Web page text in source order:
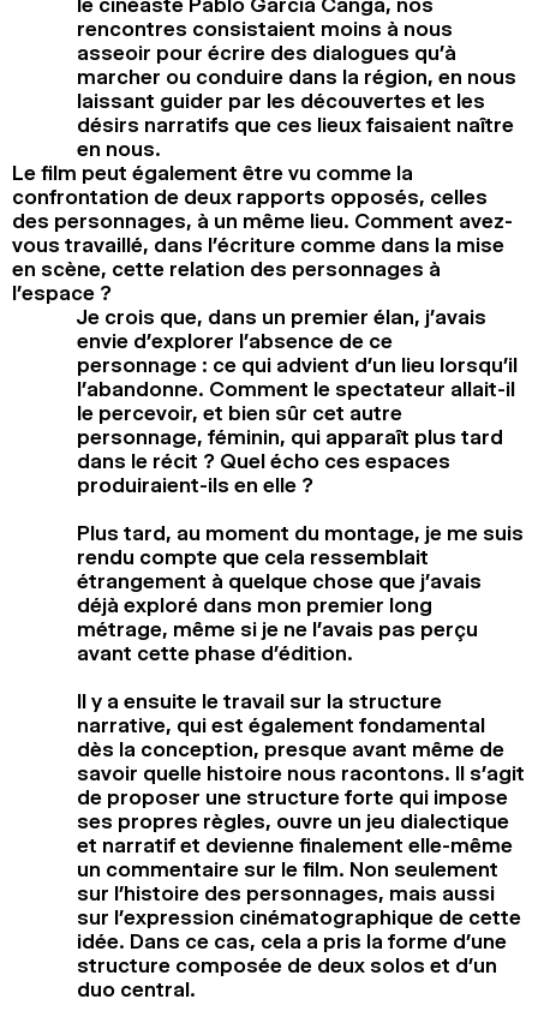
rencontres consistaient moins à nous
asseoir pour écrire des dialogues qu’à
marcher ou conduire dans la région, en nous
laissant guider par les découvertes et les
désirs narratifs que ces lieux faisaient naître
en nous.
Le film peut également être vu comme la
confrontation de deux rapports opposés, celles
des personnages, à un même lieu. Comment avez-
vous travaillé, dans l’écriture comme dans la mise
en scène, cette relation des personnages à
l’espace ?
Je crois que, dans un premier élan, j’avais
envie d’explorer l’absence de ce
personnage : ce qui advient d’un lieu lorsqu’il
l’abandonne. Comment le spectateur allait-il
le percevoir, et bien sûr cet autre
personnage, féminin, qui apparaît plus tard
dans le récit ? Quel écho ces espaces
produiraient-ils en elle ?
Plus tard, au moment du montage, je me suis
rendu compte que cela ressemblait
étrangement à quelque chose que j’avais
déjà exploré dans mon premier long
métrage, même si je ne l’avais pas perçu
avant cette phase d’édition.
Il y a ensuite le travail sur la structure
narrative, qui est également fondamental
dès la conception, presque avant même de
savoir quelle histoire nous racontons. Il s’agit
de proposer une structure forte qui impose
ses propres règles, ouvre un jeu dialectique
et narratif et devienne finalement elle-même
un commentaire sur le film. Non seulement
sur l’histoire des personnages, mais aussi
sur l’expression cinématographique de cette
idée. Dans ce cas, cela a pris la forme d’une
structure composée de deux solos et d’un
duo central.